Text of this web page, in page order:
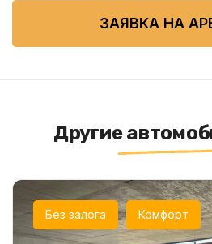
ЗАЯВКА НА
Другие
Без залога Комфорт